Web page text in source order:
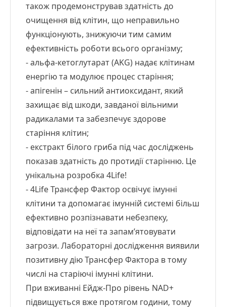
також продемонстрував здатність до
очищення від клітин, що неправильно
функціонують, знижуючи тим самим
ефективність роботи всього організму;
- альфа-кетоглутарат (AKG) надає клітинам
енергію та модулює процес старіння;
- апігенін – сильний антиоксидант, який
захищає від шкоди, завданої вільними
радикалами та забезпечує здорове
старіння клітин;
- екстракт білого гриба під час досліджень
показав здатність до протидії старінню. Це
унікальна розробка 4Life!
- 4Life Трансфер Фактор освічує імунні
клітини та допомагає імунній системі більш
ефективно розпізнавати небезпеку,
відповідати на неї та запам’ятовувати
загрози. Лабораторні дослідження виявили
позитивну дію Трансфер Фактора в тому
числі на старіючі імунні клітини.
При вживанні Ейдж-Про рівень NAD+
підвищується вже протягом години, тому